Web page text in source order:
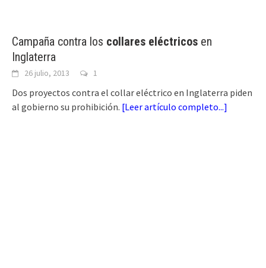
Campaña contra los collares eléctricos en
Inglaterra
26 julio, 2013 1
Dos proyectos contra el collar eléctrico en Inglaterra piden
al gobierno su prohibición. [Leer artículo completo...]